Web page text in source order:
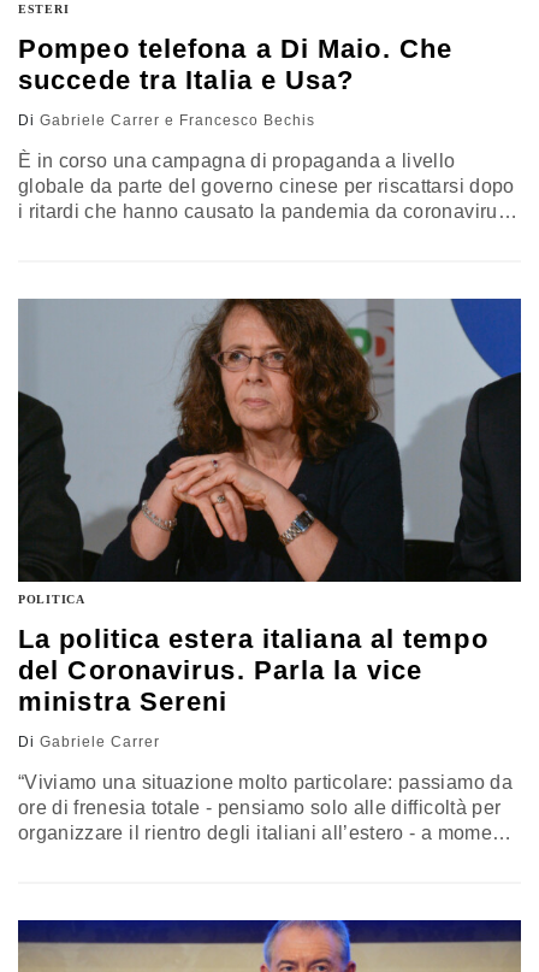
ESTERI
Pompeo telefona a Di Maio. Che
succede tra Italia e Usa?
Di Gabriele Carrer e Francesco Bechis
È in corso una campagna di propaganda a livello
globale da parte del governo cinese per riscattarsi dopo
i ritardi che hanno causato la pandemia da coronavirus,
POLITICA
La politica estera italiana al tempo
del Coronavirus. Parla la vice
ministra Sereni
Di Gabriele Carrer
“Viviamo una situazione molto particolare: passiamo da
ore di frenesia totale - pensiamo solo alle difficoltà per
organizzare il rientro degli italiani all’estero - a momenti
cercato di fare il punto sull’agenda…